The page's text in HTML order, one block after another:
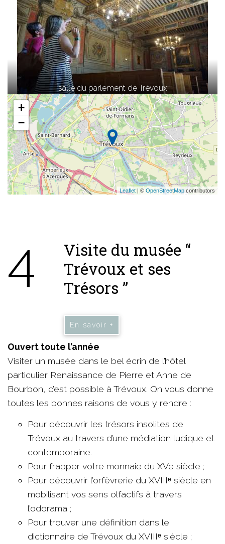
salle du parlement de Trévoux
+
−
Leaflet | © OpenStreetMap contributors
4
Visite du musée “
Trévoux et ses
Trésors ”
En savoir +
Ouvert toute l’année
Visiter un musée dans le bel écrin de l’hôtel
particulier Renaissance de Pierre et Anne de
Bourbon, c’est possible à Trévoux. On vous donne
toutes les bonnes raisons de vous y rendre :
Pour découvrir les trésors insolites de
Trévoux au travers d’une médiation ludique et
contemporaine.
Pour frapper votre monnaie du XVe siècle ;
Pour découvrir l’orfèvrerie du XVIIIᵉ siècle en
mobilisant vos sens olfactifs à travers
l’odorama ;
Pour trouver une définition dans le
dictionnaire de Trévoux du XVIIIᵉ siècle ;